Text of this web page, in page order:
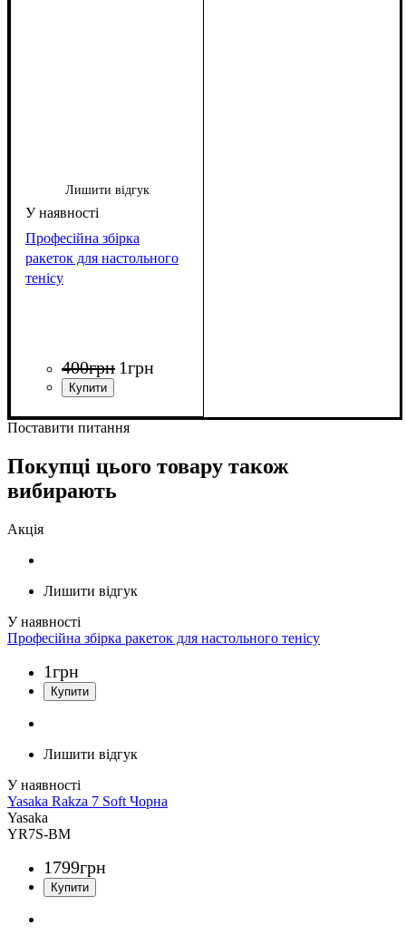
Лишити відгук
Професійна збірка
ракеток для настольного
тенісу
400грн 1грн
Поставити питання
Покупці цього товару також
вибирають
Акція
Лишити відгук
Професійна збірка ракеток для настольного тенісу
1грн
Лишити відгук
Yasaka Rakza 7 Soft Чорна
Yasaka
YR7S-BM
1799грн